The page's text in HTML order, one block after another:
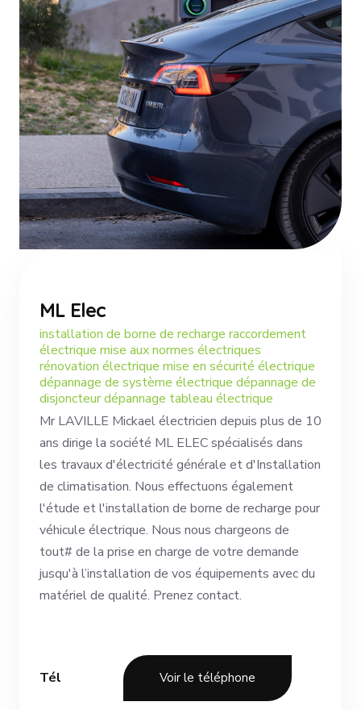
ML Elec
installation de borne de recharge raccordement
électrique mise aux normes électriques
rénovation électrique mise en sécurité électrique
dépannage de système électrique dépannage de
disjoncteur dépannage tableau électrique
Mr LAVILLE Mickael électricien depuis plus de 10
ans dirige la société ML ELEC spécialisés dans
les travaux d'électricité générale et d'Installation
de climatisation. Nous effectuons également
l'étude et l'installation de borne de recharge pour
véhicule électrique. Nous nous chargeons de
tout# de la prise en charge de votre demande
jusqu'à l’installation de vos équipements avec du
matériel de qualité. Prenez contact.
Tél Voir le téléphone